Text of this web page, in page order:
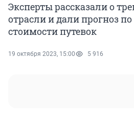
Эксперты рассказали о
отрасли и дали прогноз
стоимости путевок
19 октября 2023, 15:00 5 916